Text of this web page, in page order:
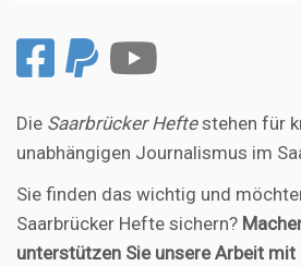
Die Saarbrücker Heftestehen für
unabhängigen Journalismus im
Sie finden das wichtig und
Saarbrücker Hefte sichern?
unterstützen Sie unsere Arbeit mit